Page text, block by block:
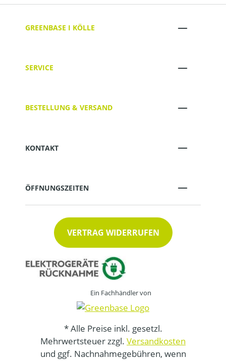
GREENBASE I KÖLLE
SERVICE
BESTELLUNG & VERSAND
KONTAKT
ÖFFNUNGSZEITEN
VERTRAG WIDERRUFEN
Ein Fachhändler von
* Alle Preise inkl. gesetzl.
Mehrwertsteuer zzgl. Versandkosten
und ggf. Nachnahmegebühren, wenn